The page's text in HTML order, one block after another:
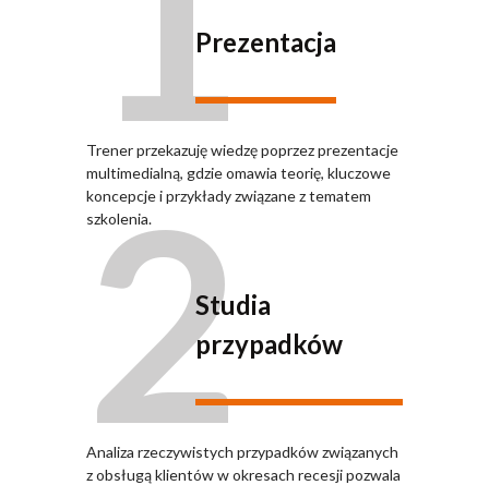
Prezentacja
Trener przekazuję wiedzę poprzez prezentacje
multimedialną, gdzie omawia teorię, kluczowe
koncepcje i przykłady związane z tematem
szkolenia.
2
Studia
przypadków
Analiza rzeczywistych przypadków związanych
z obsługą klientów w okresach recesji pozwala